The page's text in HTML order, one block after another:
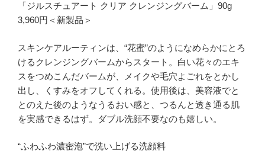
「ジルスチュアート クリア クレンジングバーム」90g
3,960円＜新製品＞
スキンケアルーティンは、“花蜜”のようになめらかにとろ
けるクレンジングバームからスタート。白い花々のエキ
スをつめこんだバームが、メイクや毛穴よごれをとかし
出し、くすみをオフしてくれる。使用後は、美容液でと
とのえた後のようなうるおい感と、つるんと透き通る肌
を実感できるはず。ダブル洗顔不要なのも嬉しい。
“ふわふわ濃密泡”で洗い上げる洗顔料